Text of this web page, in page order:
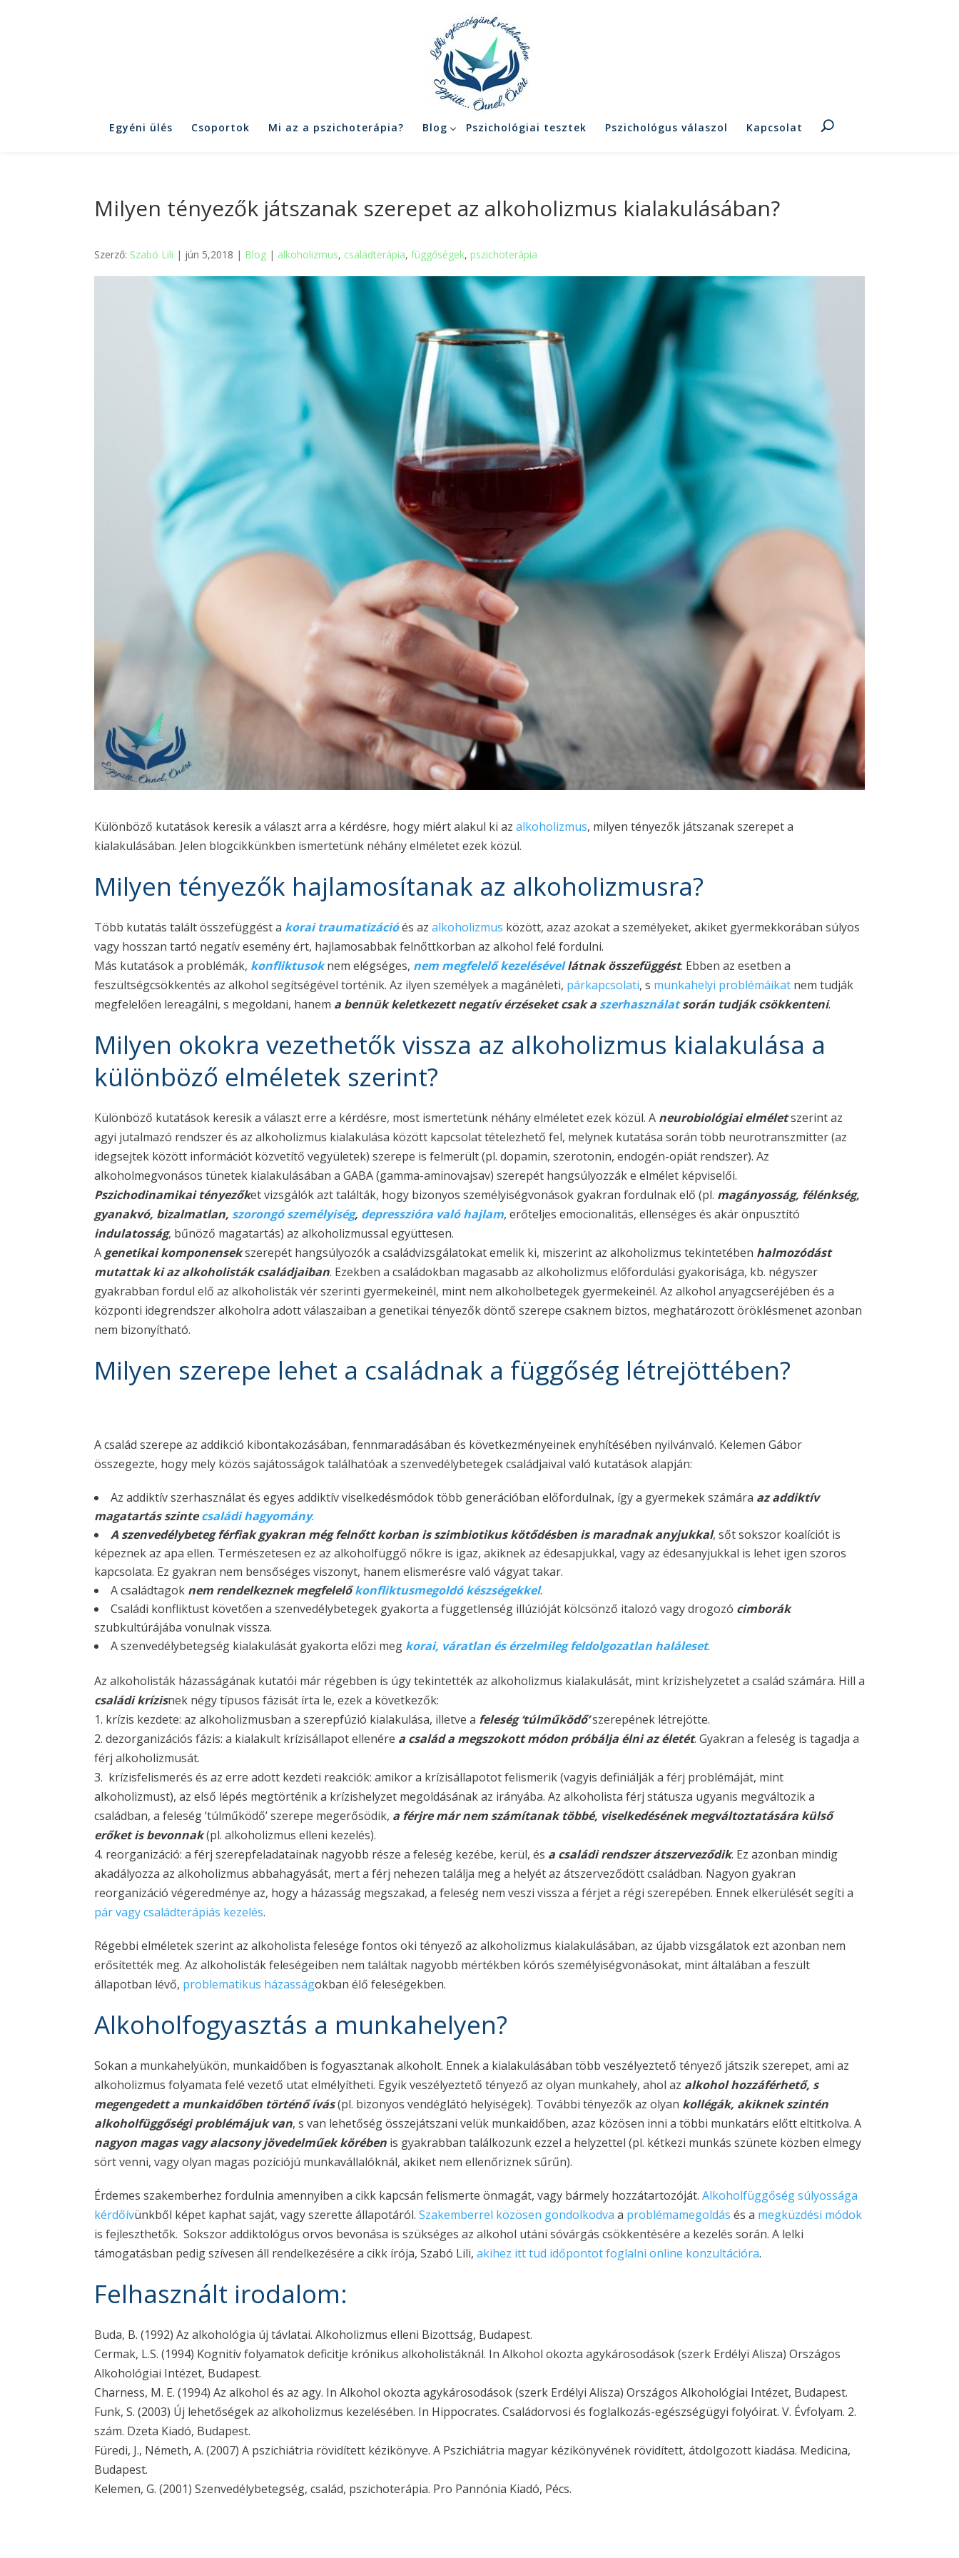
Egyéni ülés Csoportok Mi az a pszichoterápia? Blog Pszichológiai tesztek Pszichológus válaszol Kapcsolat
Milyen tényezők játszanak szerepet az alkoholizmus kialakulásában?
Szerző: Szabó Lili | jún 5,2018 | Blog | alkoholizmus, családterápia, függőségek, pszichoterápia
Különböző kutatások keresik a választ arra a kérdésre, hogy miért alakul ki az alkoholizmus, milyen tényezők játszanak szerepet a
kialakulásában. Jelen blogcikkünkben ismertetünk néhány elméletet ezek közül.
Milyen tényezők hajlamosítanak az alkoholizmusra?
Több kutatás talált összefüggést a korai traumatizációés az alkoholizmus között, azaz azokat a személyeket, akiket gyermekkorában súlyos
vagy hosszan tartó negatív esemény ért, hajlamosabbak felnőttkorban az alkohol felé fordulni.
Más kutatások a problémák, konfliktusoknem elégséges, nem megfelelő kezelésévellátnak összefüggést. Ebben az esetben a
feszültségcsökkentés az alkohol segítségével történik. Az ilyen személyek a magánéleti, párkapcsolati, s munkahelyi problémáikat nem tudják
megfelelően lereagálni, s megoldani, hanem a bennük keletkezett negatív érzéseket csak a szerhasználatsorán tudják csökkenteni.
Milyen okokra vezethetők vissza az alkoholizmus kialakulása a
különböző elméletek szerint?
Különböző kutatások keresik a választ erre a kérdésre, most ismertetünk néhány elméletet ezek közül. A neurobiológiai elméletszerint az
agyi jutalmazó rendszer és az alkoholizmus kialakulása között kapcsolat tételezhető fel, melynek kutatása során több neurotranszmitter (az
idegsejtek között információt közvetítő vegyületek) szerepe is felmerült (pl. dopamin, szerotonin, endogén-opiát rendszer). Az
alkoholmegvonásos tünetek kialakulásában a GABA (gamma-aminovajsav) szerepét hangsúlyozzák e elmélet képviselői.
Pszichodinamikai tényezőket vizsgálók azt találták, hogy bizonyos személyiségvonások gyakran fordulnak elő (pl. magányosság, félénkség,
gyanakvó, bizalmatlan, szorongó személyiség, depresszióra való hajlam, erőteljes emocionalitás, ellenséges és akár önpusztító
indulatosság, bűnöző magatartás) az alkoholizmussal együttesen.
A genetikai komponensekszerepét hangsúlyozók a családvizsgálatokat emelik ki, miszerint az alkoholizmus tekintetében halmozódást
mutattak ki az alkoholisták családjaiban. Ezekben a családokban magasabb az alkoholizmus előfordulási gyakorisága, kb. négyszer
gyakrabban fordul elő az alkoholisták vér szerinti gyermekeinél, mint nem alkoholbetegek gyermekeinél. Az alkohol anyagcseréjében és a
központi idegrendszer alkoholra adott válaszaiban a genetikai tényezők döntő szerepe csaknem biztos, meghatározott öröklésmenet azonban
nem bizonyítható.
Milyen szerepe lehet a családnak a függőség létrejöttében?
A család szerepe az addikció kibontakozásában, fennmaradásában és következményeinek enyhítésében nyilvánvaló. Kelemen Gábor
összegezte, hogy mely közös sajátosságok találhatóak a szenvedélybetegek családjaival való kutatások alapján:
Az addiktív szerhasználat és egyes addiktív viselkedésmódok több generációban előfordulnak, így a gyermekek számára az addiktív
magatartás szintecsaládi hagyomány.
A szenvedélybeteg férfiak gyakran még felnőtt korban is szimbiotikus kötődésben is maradnak anyjukkal, sőt sokszor koalíciót is
képeznek az apa ellen. Természetesen ez az alkoholfüggő nőkre is igaz, akiknek az édesapjukkal, vagy az édesanyjukkal is lehet igen szoros
kapcsolata. Ez gyakran nem bensőséges viszonyt, hanem elismerésre való vágyat takar.
A családtagok nem rendelkeznek megfelelőkonfliktusmegoldó készségekkel.
Családi konfliktust követően a szenvedélybetegek gyakorta a függetlenség illúzióját kölcsönző italozó vagy drogozó cimborák
szubkultúrájába vonulnak vissza.
A szenvedélybetegség kialakulását gyakorta előzi meg korai, váratlan és érzelmileg feldolgozatlan haláleset.
Az alkoholisták házasságának kutatói már régebben is úgy tekintették az alkoholizmus kialakulását, mint krízishelyzetet a család számára. Hill a
családi krízisnek négy típusos fázisát írta le, ezek a következők:
1. krízis kezdete: az alkoholizmusban a szerepfúzió kialakulása, illetve a feleség ‘túlműködő’szerepének létrejötte.
2. dezorganizációs fázis: a kialakult krízisállapot ellenére a család a megszokott módon próbálja élni az életét. Gyakran a feleség is tagadja a
férj alkoholizmusát.
3. krízisfelismerés és az erre adott kezdeti reakciók: amikor a krízisállapotot felismerik (vagyis definiálják a férj problémáját, mint
alkoholizmust), az első lépés megtörténik a krízishelyzet megoldásának az irányába. Az alkoholista férj státusza ugyanis megváltozik a
családban, a feleség ‘túlműködő’ szerepe megerősödik, a férjre már nem számítanak többé, viselkedésének megváltoztatására külső
erőket is bevonnak(pl. alkoholizmus elleni kezelés).
4. reorganizáció: a férj szerepfeladatainak nagyobb része a feleség kezébe, kerül, és a családi rendszer átszerveződik. Ez azonban mindig
akadályozza az alkoholizmus abbahagyását, mert a férj nehezen találja meg a helyét az átszerveződött családban. Nagyon gyakran
reorganizáció végeredménye az, hogy a házasság megszakad, a feleség nem veszi vissza a férjet a régi szerepében. Ennek elkerülését segíti a
pár vagy családterápiás kezelés.
Régebbi elméletek szerint az alkoholista felesége fontos oki tényező az alkoholizmus kialakulásában, az újabb vizsgálatok ezt azonban nem
erősítették meg. Az alkoholisták feleségeiben nem találtak nagyobb mértékben kórós személyiségvonásokat, mint általában a feszült
állapotban lévő, problematikus házasságokban élő feleségekben.
Alkoholfogyasztás a munkahelyen?
Sokan a munkahelyükön, munkaidőben is fogyasztanak alkoholt. Ennek a kialakulásában több veszélyeztető tényező játszik szerepet, ami az
alkoholizmus folyamata felé vezető utat elmélyítheti. Egyik veszélyeztető tényező az olyan munkahely, ahol az alkohol hozzáférhető, s
megengedett a munkaidőben történő ívás(pl. bizonyos vendéglátó helyiségek). További tényezők az olyan kollégák, akiknek szintén
alkoholfüggőségi problémájuk van, s van lehetőség összejátszani velük munkaidőben, azaz közösen inni a többi munkatárs előtt eltitkolva. A
nagyon magas vagy alacsony jövedelműek körében is gyakrabban találkozunk ezzel a helyzettel (pl. kétkezi munkás szünete közben elmegy
sört venni, vagy olyan magas pozíciójú munkavállalóknál, akiket nem ellenőriznek sűrűn).
Érdemes szakemberhez fordulnia amennyiben a cikk kapcsán felismerte önmagát, vagy bármely hozzátartozóját. Alkoholfüggőség súlyossága
kérdőívünkből képet kaphat saját, vagy szerette állapotáról. Szakemberrel közösen gondolkodva a problémamegoldás és a megküzdési módok
is fejleszthetők. Sokszor addiktológus orvos bevonása is szükséges az alkohol utáni sóvárgás csökkentésére a kezelés során. A lelki
támogatásban pedig szívesen áll rendelkezésére a cikk írója, Szabó Lili, akihez itt tud időpontot foglalni online konzultációra.
Felhasznált irodalom:
Buda, B. (1992) Az alkohológia új távlatai. Alkoholizmus elleni Bizottság, Budapest.
Cermak, L.S. (1994) Kognitív folyamatok deficitje krónikus alkoholistáknál. In Alkohol okozta agykárosodások (szerk Erdélyi Alisza) Országos
Alkohológiai Intézet, Budapest.
Charness, M. E. (1994) Az alkohol és az agy. In Alkohol okozta agykárosodások (szerk Erdélyi Alisza) Országos Alkohológiai Intézet, Budapest.
Funk, S. (2003) Új lehetőségek az alkoholizmus kezelésében. In Hippocrates. Családorvosi és foglalkozás-egészségügyi folyóirat. V. Évfolyam. 2.
szám. Dzeta Kiadó, Budapest.
Füredi, J., Németh, A. (2007) A pszichiátria rövidített kézikönyve. A Pszichiátria magyar kézikönyvének rövidített, átdolgozott kiadása. Medicina,
Budapest.
Kelemen, G. (2001) Szenvedélybetegség, család, pszichoterápia. Pro Pannónia Kiadó, Pécs.